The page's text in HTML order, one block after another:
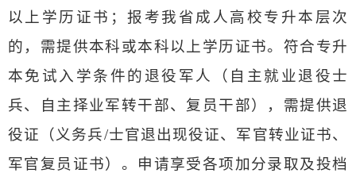
以上学历证书；报考我省成人高校专升本层次
的，需提供本科或本科以上学历证书。符合专升
本免试入学条件的退役军人（自主就业退役士
兵、自主择业军转干部、复员干部），需提供退
役证（义务兵/士官退出现役证、军官转业证书、
军官复员证书）。申请享受各项加分录取及投档